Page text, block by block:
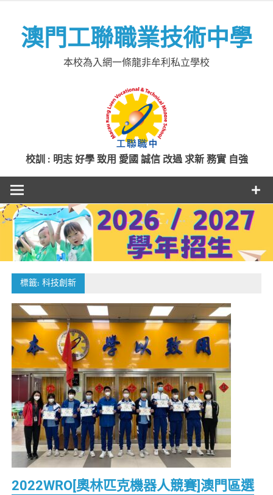
content澳門工聯職業技術中學
本校為入網一條龍非牟利私立學校
校訓 : 明志 好學 致用 愛國 誠信 改過 求新 務實 自強
標籤:科技創新
2022WRO[奧林匹克機器人競賽]澳門區選